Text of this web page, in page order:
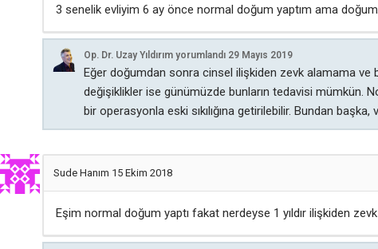
3 senelik evliyim 6 ay önce normal doğum yaptım ama
Op. Dr. Uzay Yıldırım yorumlandı 29 Mayıs 2019
Eğer doğumdan sonra cinsel ilişkiden zevk alamama ve
değişiklikler ise günümüzde bunların tedavisi mümkün.
bir operasyonla eski sıkılığına getirilebilir. Bundan
Sude Hanım 15 Ekim 2018
Eşim normal doğum yaptı fakat nerdeyse 1 yıldır ilişkiden zevk